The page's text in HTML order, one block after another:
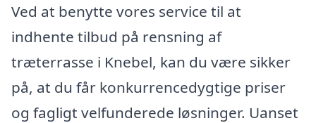
Ved at benytte vores service til at
indhente tilbud på rensning af
træterrasse i Knebel, kan du være sikker
på, at du får konkurrencedygtige priser
og fagligt velfunderede løsninger. Uanset